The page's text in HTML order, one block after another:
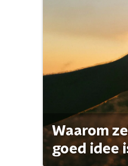
Waarom
goed idee